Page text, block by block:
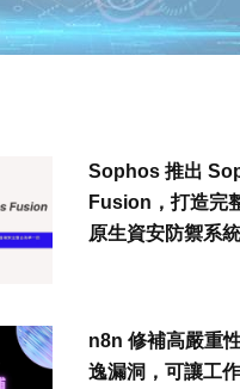
Sophos 推出
Fusion，打造完
原生資安防禦系統
n8n 修補高嚴重
逸漏洞，可讓工